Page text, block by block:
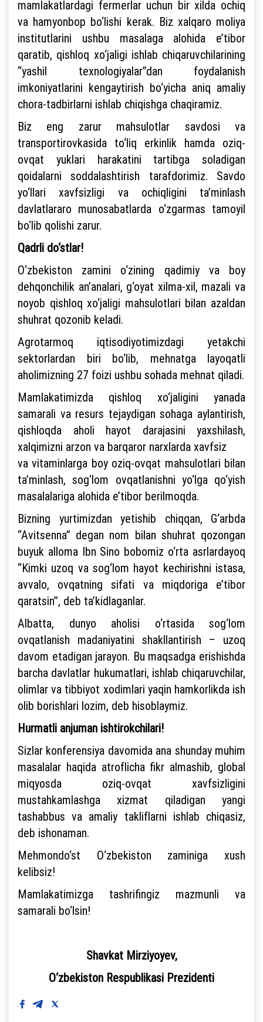
mamlakatlardagi fermerlar uchun bir xilda ochiq
va hamyonbop bo‘lishi kerak. Biz xalqaro moliya
institutlarini ushbu masalaga alohida e’tibor
qaratib, qishloq xo‘jaligi ishlab chiqaruvchilarining
“yashil texnologiyalar”dan foydalanish
imkoniyatlarini kengaytirish bo‘yicha aniq amaliy
chora-tadbirlarni ishlab chiqishga chaqiramiz.
Biz eng zarur mahsulotlar savdosi va
transportirovkasida to‘liq erkinlik hamda oziq-
ovqat yuklari harakatini tartibga soladigan
qoidalarni soddalashtirish tarafdorimiz. Savdo
yo‘llari xavfsizligi va ochiqligini ta’minlash
davlatlararo munosabatlarda o‘zgarmas tamoyil
bo‘lib qolishi zarur.
Qadrli do‘stlar!
O‘zbekiston zamini o‘zining qadimiy va boy
dehqonchilik an’analari, g‘oyat xilma-xil, mazali va
noyob qishloq xo‘jaligi mahsulotlari bilan azaldan
shuhrat qozonib keladi.
Agrotarmoq iqtisodiyotimizdagi yetakchi
sektorlardan biri bo‘lib, mehnatga layoqatli
aholimizning 27 foizi ushbu sohada mehnat qiladi.
Mamlakatimizda qishloq xo‘jaligini yanada
samarali va resurs tejaydigan sohaga aylantirish,
qishloqda aholi hayot darajasini yaxshilash,
xalqimizni arzon va barqaror narxlarda xavfsiz
va vitaminlarga boy oziq-ovqat mahsulotlari bilan
ta’minlash, sog‘lom ovqatlanishni yo‘lga qo‘yish
masalalariga alohida e’tibor berilmoqda.
Bizning yurtimizdan yetishib chiqqan, G‘arbda
“Avitsenna” degan nom bilan shuhrat qozongan
buyuk alloma Ibn Sino bobomiz o‘rta asrlardayoq
“Kimki uzoq va sog‘lom hayot kechirishni istasa,
avvalo, ovqatning sifati va miqdoriga e’tibor
qaratsin”, deb ta’kidlaganlar.
Albatta, dunyo aholisi o‘rtasida sog‘lom
ovqatlanish madaniyatini shakllantirish – uzoq
davom etadigan jarayon. Bu maqsadga erishishda
barcha davlatlar hukumatlari, ishlab chiqaruvchilar,
olimlar va tibbiyot xodimlari yaqin hamkorlikda ish
olib borishlari lozim, deb hisoblaymiz.
Hurmatli anjuman ishtirokchilari!
Sizlar konferensiya davomida ana shunday muhim
masalalar haqida atroflicha fikr almashib, global
miqyosda oziq-ovqat xavfsizligini
mustahkamlashga xizmat qiladigan yangi
tashabbus va amaliy takliflarni ishlab chiqasiz,
deb ishonaman.
Mehmondo‘st O‘zbekiston zaminiga xush
kelibsiz!
Mamlakatimizga tashrifingiz mazmunli va
samarali bo‘lsin!
Shavkat Mirziyoyev,
O‘zbekiston Respublikasi Prezidenti